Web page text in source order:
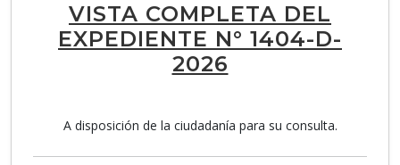
VISTA COMPLETA DEL
EXPEDIENTE N° 1404-D-
2026
A disposición de la ciudadanía para su consulta.